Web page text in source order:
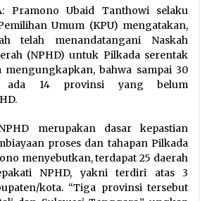
Pramono Ubaid Tanthowi selaku
Umum (KPU) mengatakan,
telah menandatangani Naskah
(NPHD) untuk Pilkada serentak
mengungkapkan, bahwa sampai 30
ada 14 provinsi yang belum
merupakan dasar kepastian
proses dan tahapan Pilkada
menyebutkan, terdapat 25 daerah
NPHD, yakni terdiri atas 3
kota. “Tiga provinsi tersebut